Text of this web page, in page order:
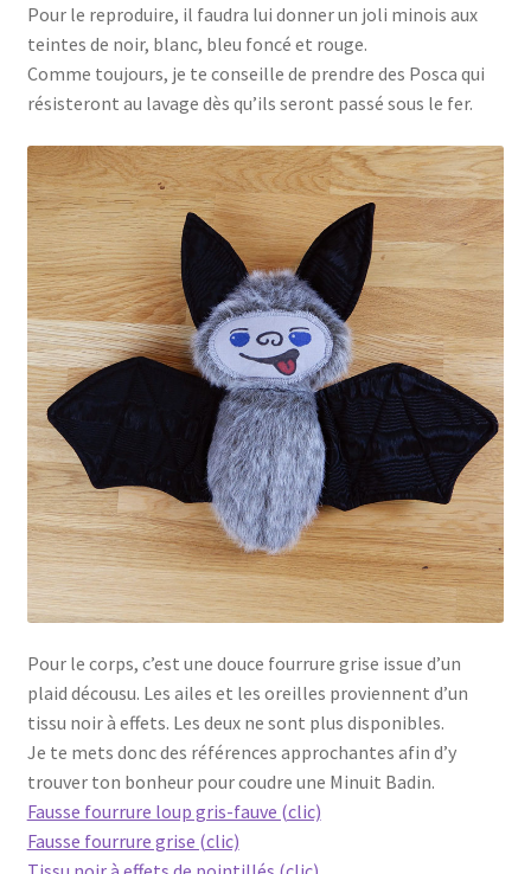
Pour le reproduire, il faudra lui donner un joli minois aux
teintes de noir, blanc, bleu foncé et rouge.
Comme toujours, je te conseille de prendre des Posca qui
résisteront au lavage dès qu’ils seront passé sous le fer.
Pour le corps, c’est une douce fourrure grise issue d’un
plaid décousu. Les ailes et les oreilles proviennent d’un
tissu noir à effets. Les deux ne sont plus disponibles.
Je te mets donc des références approchantes afin d’y
trouver ton bonheur pour coudre une Minuit Badin.
Fausse fourrure loup gris-fauve (clic)
Fausse fourrure grise (clic)